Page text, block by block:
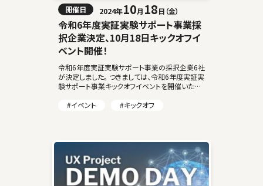
令和6年度実証実験サポート事業採
択企業決定、10月18日キックオフイ
ベント開催！
開催日 2024年10月 18日（金）
令和6年度実証実験サポート事業の採択企業6社
が決定しました。 つきましては、令和6年度実証実
験サポート事業キックオフイベントを開催いたし
ート事業の採択企業6社による実証実験の […]
#イベント #キックオフ